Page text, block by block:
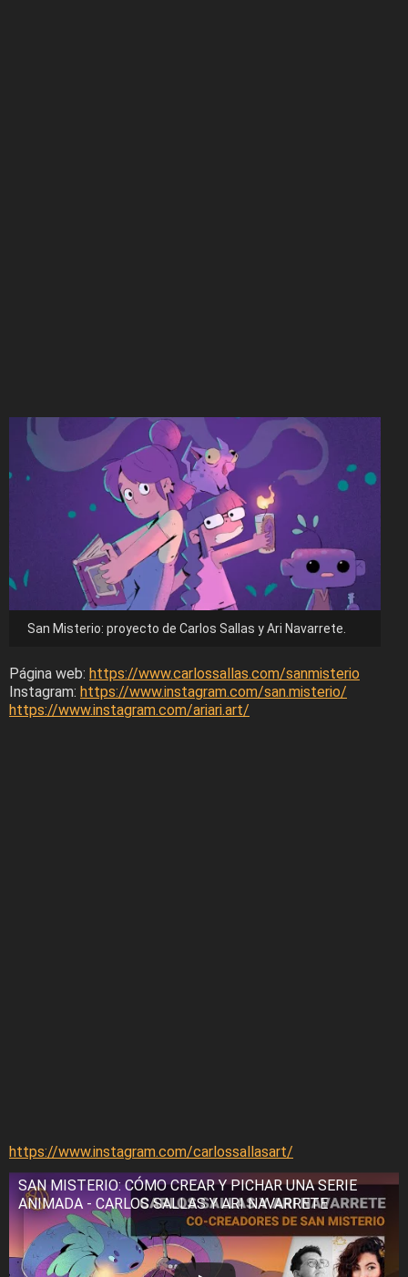
San Misterio: proyecto de Carlos Sallas y Ari Navarrete.
Página web: https://www.carlossallas.com/sanmisterio
Instagram: https://www.instagram.com/san.misterio/
https://www.instagram.com/ariari.art/
https://www.instagram.com/carlossallasart/
SAN MISTERIO: CÓMO CREAR Y PICHAR UNA SERIE
ANIMADA - CARLOS SALLAS Y ARI NAVARRETE